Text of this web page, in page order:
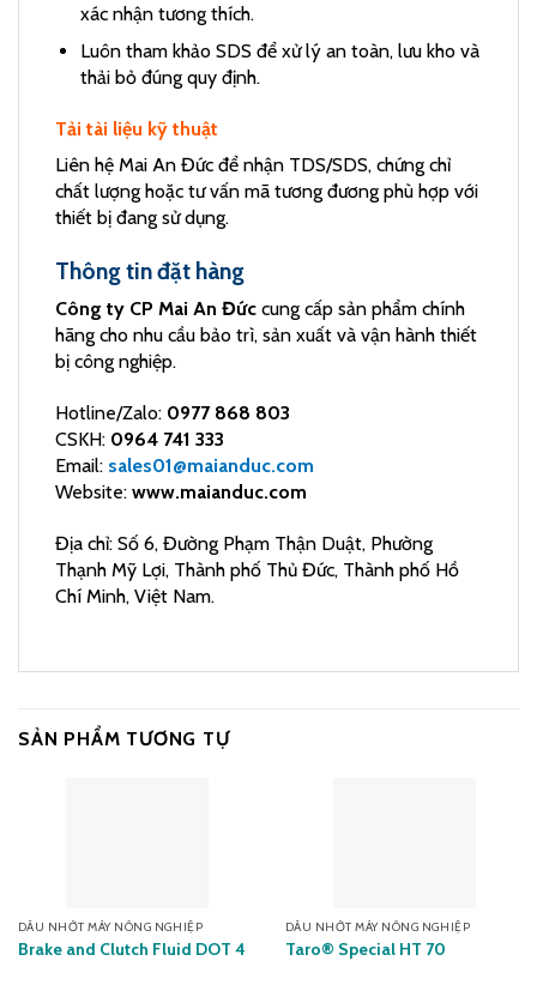
xác nhận tương thích.
Luôn tham khảo SDS để xử lý an toàn, lưu kho và
thải bỏ đúng quy định.
Tải tài liệu kỹ thuật
Liên hệ Mai An Đức để nhận TDS/SDS, chứng chỉ
chất lượng hoặc tư vấn mã tương đương phù hợp với
thiết bị đang sử dụng.
Thông tin đặt hàng
Công ty CP Mai An Đức cung cấp sản phẩm chính
hãng cho nhu cầu bảo trì, sản xuất và vận hành thiết
bị công nghiệp.
Hotline/Zalo: 0977 868 803
CSKH: 0964 741 333
Email: sales01@maianduc.com
Website: www.maianduc.com
Địa chỉ: Số 6, Đường Phạm Thận Duật, Phường
Thạnh Mỹ Lợi, Thành phố Thủ Đức, Thành phố Hồ
Chí Minh, Việt Nam.
SẢN PHẨM TƯƠNG TỰ
DẦU NHỚT MÁY NÔNG NGHIỆP
Brake and Clutch Fluid DOT 4
DẦU NHỚT MÁY NÔNG NGHIỆP
Taro® Special HT 70